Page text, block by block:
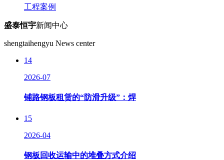
工程案例
盛泰恒宇新闻中心
shengtaihengyu News center
14
2026-07
铺路钢板租赁的“防滑升级”：焊
15
2026-04
钢板回收运输中的堆叠方式介绍